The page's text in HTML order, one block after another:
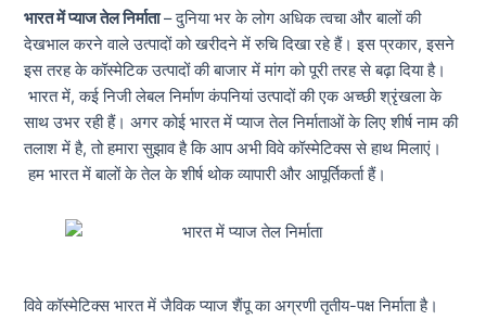
भारत में प्याज तेल निर्माता– दुनिया भर के लोग अधिक त्वचा और बालों की
देखभाल करने वाले उत्पादों को खरीदने में रुचि दिखा रहे हैं। इस प्रकार, इसने
इस तरह के कॉस्मेटिक उत्पादों की बाजार में मांग को पूरी तरह से बढ़ा दिया है।
भारत में, कई निजी लेबल निर्माण कंपनियां उत्पादों की एक अच्छी श्रृंखला के
साथ उभर रही हैं। अगर कोई भारत में प्याज तेल निर्माताओं के लिए शीर्ष नाम की
तलाश में है, तो हमारा सुझाव है कि आप अभी विवे कॉस्मेटिक्स से हाथ मिलाएं।
हम भारत में बालों के तेल के शीर्ष थोक व्यापारी और आपूर्तिकर्ता हैं।
विवे कॉस्मेटिक्स भारत में जैविक प्याज शैंपू का अग्रणी तृतीय-पक्ष निर्माता है।